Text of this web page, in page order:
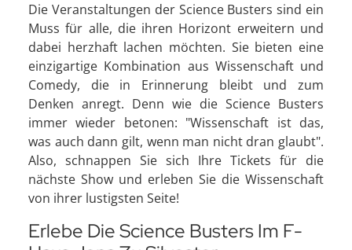
Die Veranstaltungen der Science Busters sind ein
Muss für alle, die ihren Horizont erweitern und
dabei herzhaft lachen möchten. Sie bieten eine
einzigartige Kombination aus Wissenschaft und
Comedy, die in Erinnerung bleibt und zum
Denken anregt. Denn wie die Science Busters
immer wieder betonen: "Wissenschaft ist das,
was auch dann gilt, wenn man nicht dran glaubt".
Also, schnappen Sie sich Ihre Tickets für die
nächste Show und erleben Sie die Wissenschaft
von ihrer lustigsten Seite!
Erlebe Die Science Busters Im F-